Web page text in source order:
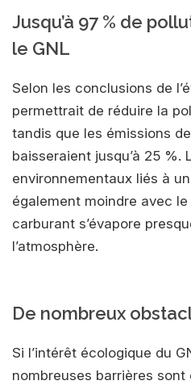
Jusqu’à 97 % de
le GNL
Selon les conclusions de
permettrait de réduire la
tandis que les émissions
baisseraient jusqu’à 25 %.
environnementaux liés à
également moindre avec le
carburant s’évapore
l’atmosphère.
De nombreux
Si l’intérêt écologique du
nombreuses barrières